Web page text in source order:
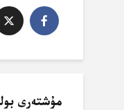
مۇشتەرى